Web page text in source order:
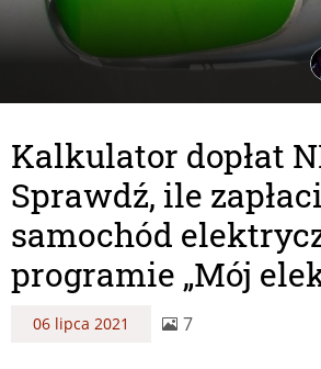
Kalkulator dopłat
Sprawdź, ile
samochód
programie „Mój
06 lipca 2021 7